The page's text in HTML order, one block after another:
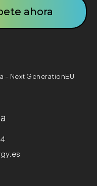
ahora
– Next GenerationEU